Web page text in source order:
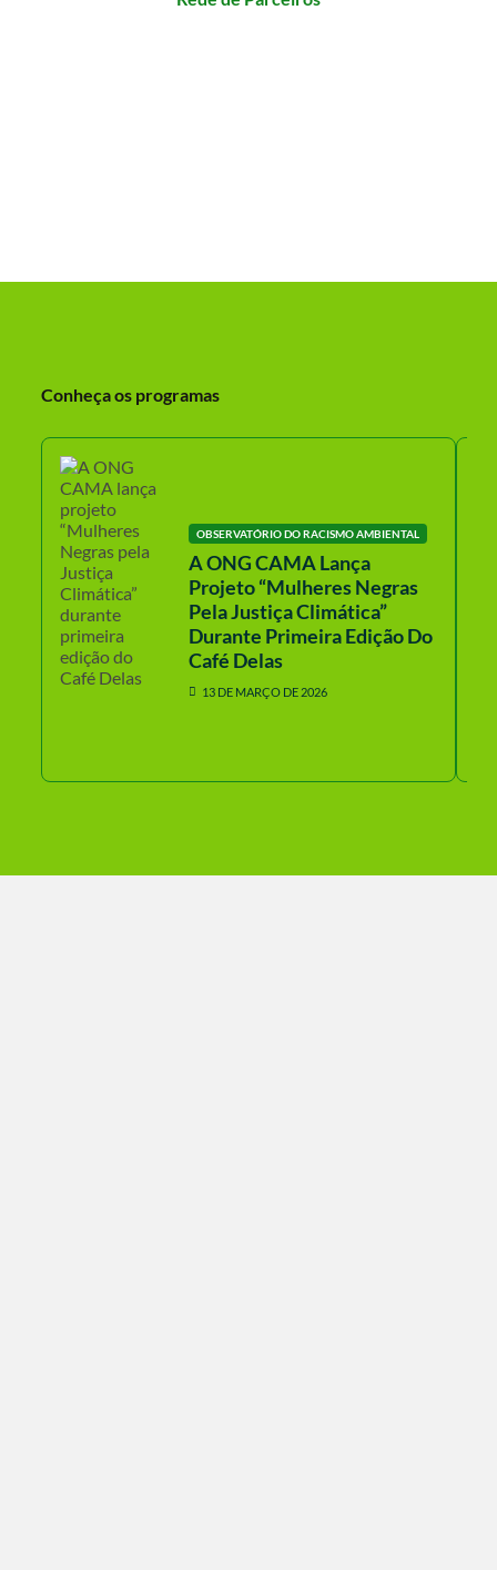
Conheça os programas
OBSERVATÓRIO DO RACISMO AMBIENTAL
A ONG CAMA Lança
Projeto “Mulheres Negras
Pela Justiça Climática”
Durante Primeira Edição Do
Café Delas
13 DE MARÇO DE 2026